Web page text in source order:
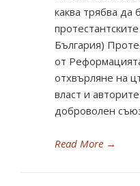
каква трябва да
България)
от
отхвърляне на
власт и
доброволен
Read More →